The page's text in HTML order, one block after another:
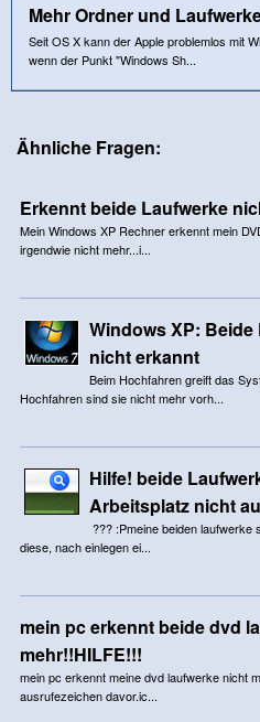
Mehr Ordner und
Seit OS X kann der Apple problemlos mit
wenn der Punkt "Windows Sh...
Ähnliche Fragen:
Erkennt beide Laufwerke
Mein Windows XP Rechner erkennt mein
irgendwie nicht mehr...i...
Windows XP: Beide
nicht erkannt
Beim Hochfahren greift das
Hochfahren sind sie nicht mehr vorh...
Hilfe! beide
Arbeitsplatz nicht
??? :Pmeine beiden laufwerke
diese, nach einlegen ei...
mein pc erkennt beide dvd
mehr!!HILFE!!!
mein pc erkennt meine dvd laufwerke nicht
ausrufezeichen davor.ic...